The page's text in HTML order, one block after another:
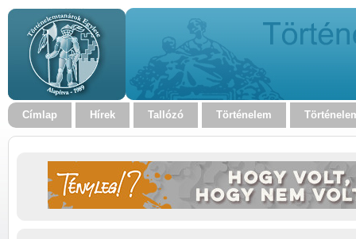
Címlap Hírek Tallózó Történelem